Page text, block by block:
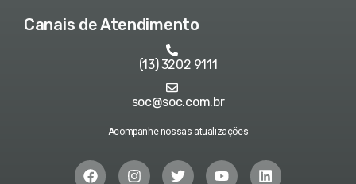
Canais de Atendimento
(13) 3202 9111
soc@soc.com.br
Acompanhe nossas atualizações